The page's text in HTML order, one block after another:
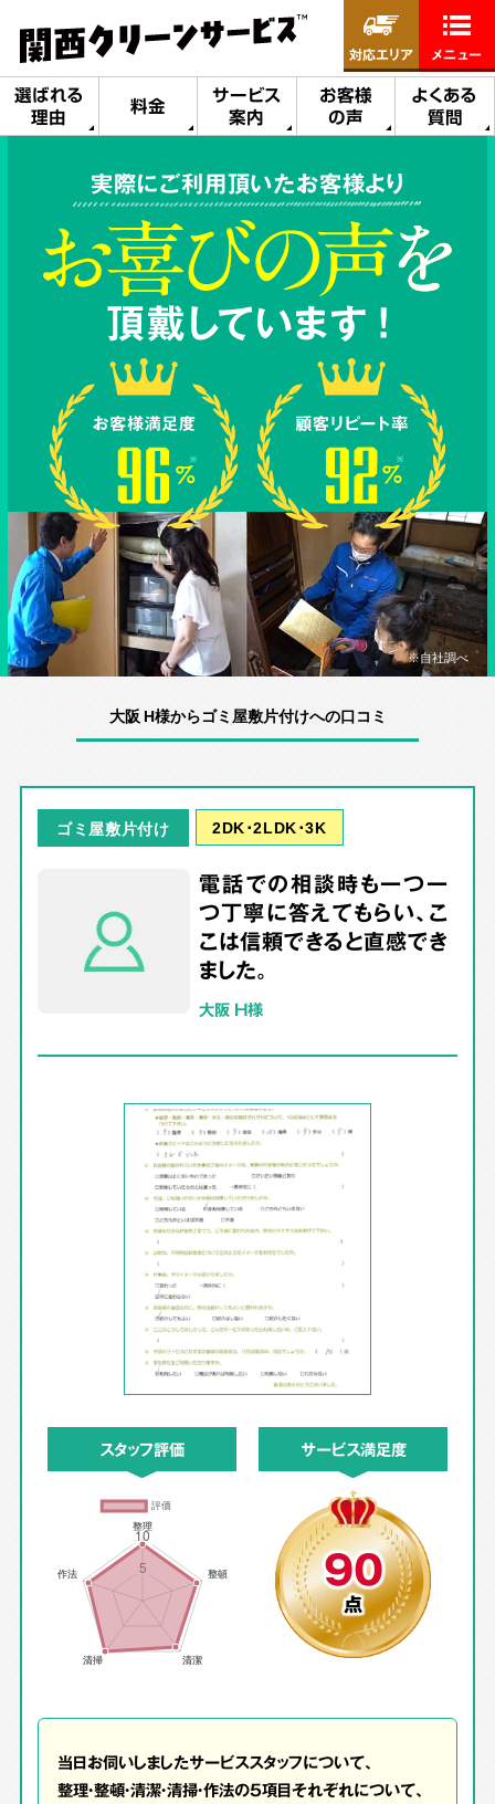
選ばれる
理由
料金
サービス
案内
お客様
の声
よくある
質問
対応エリア メニュー
実際にご利用頂いたお客様より
※自社調べ
大阪 H様からゴミ屋敷片付けへの口コミ
ゴミ屋敷片付け 2DK･2LDK･3K
電話での相談時も一つ一
つ丁寧に答えてもらい、こ
こは信頼できると直感でき
ました。
大阪 H様
スタッフ評価 サービス満足度
90
点
当日お伺いしましたサービススタッフについて、
整理・整頓・清潔・清掃・作法の5項目それぞれについて、